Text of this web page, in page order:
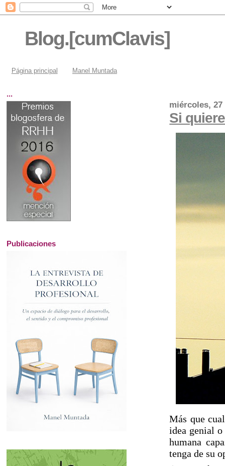
Blog.[cumClavis]
Página principal Manel Muntada
miércoles,
Si
Más que
idea genial
humana
tenga de su
...
Publicaciones